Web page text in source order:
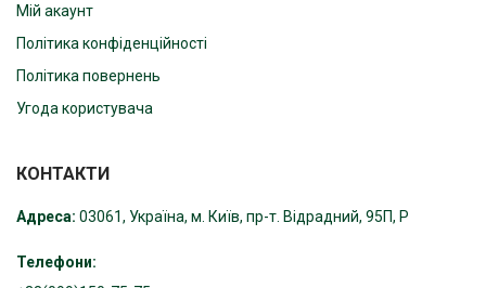
Мій акаунт
Політика конфіденційності
Політика повернень
Угода користувача
КОНТАКТИ
Адреса: 03061, Україна, м. Київ, пр-т. Відрадний, 95П, Р
Телефони: